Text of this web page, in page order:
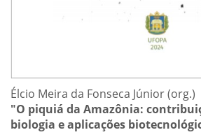
Élcio Meira da Fonseca Júnior (org.)
"O piquiá da Amazônia:
biologia e aplicações